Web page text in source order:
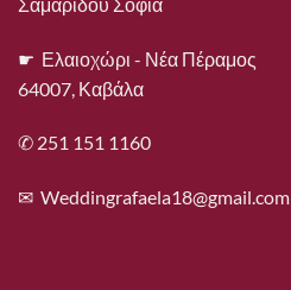
☛ Ελαιοχώρι - Νέα Πέραμος
64007, Καβάλα
✆ 251 151 1160
✉ Weddingrafaela18@gmail.com